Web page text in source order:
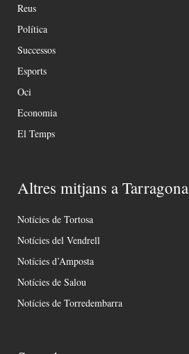
Reus
Política
Successos
Esports
Oci
Economia
El Temps
Altres mitjans a Tarragona
Notícies de Tortosa
Notícies del Vendrell
Notícies d’Amposta
Notícies de Salou
Notícies de Torredembarra